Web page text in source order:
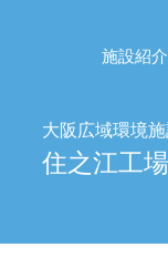
施設紹介